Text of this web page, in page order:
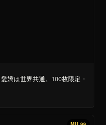
嬌は世界共通。100枚限定・